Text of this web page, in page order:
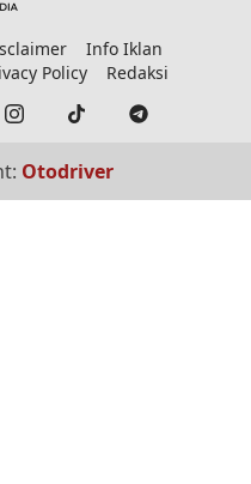
Info Iklan
Policy Redaksi
Otodriver